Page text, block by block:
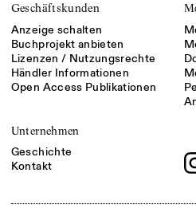
Geschäftskunden
Anzeige schalten
Buchprojekt anbieten
Lizenzen / Nutzungsrechte
Händler Informationen
Open Access Publikationen
Unternehmen
Geschichte
Kontakt